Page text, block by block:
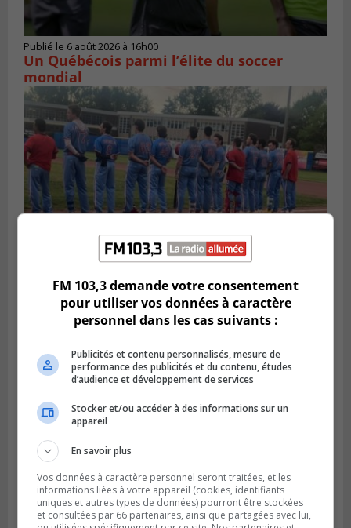
Publié le 6 août 2026 à 16h00
Un Québécois parmi l’élite du soccer
mondial
LONGUEUIL
Publié le 6 août 2026 à 05h11
Une poussée tardive propulse les Ducs
vers la victoire à Laval
FM 103,3 demande votre consentement
pour utiliser vos données à caractère
personnel dans les cas suivants :
Publicités et contenu personnalisés, mesure de
performance des publicités et du contenu, études
d’audience et développement de services
Stocker et/ou accéder à des informations sur un
appareil
En savoir plus
Vos données à caractère personnel seront traitées, et les
informations liées à votre appareil (cookies, identifiants
uniques et autres types de données) pourront être stockées
et consultées par 66 partenaires, ainsi que partagées avec lui,